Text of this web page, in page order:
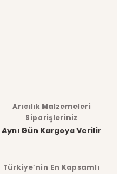
Arıcılık Malzemeleri
Siparişleriniz
Aynı Gün Kargoya Verilir
Türkiye’nin En Kapsamlı